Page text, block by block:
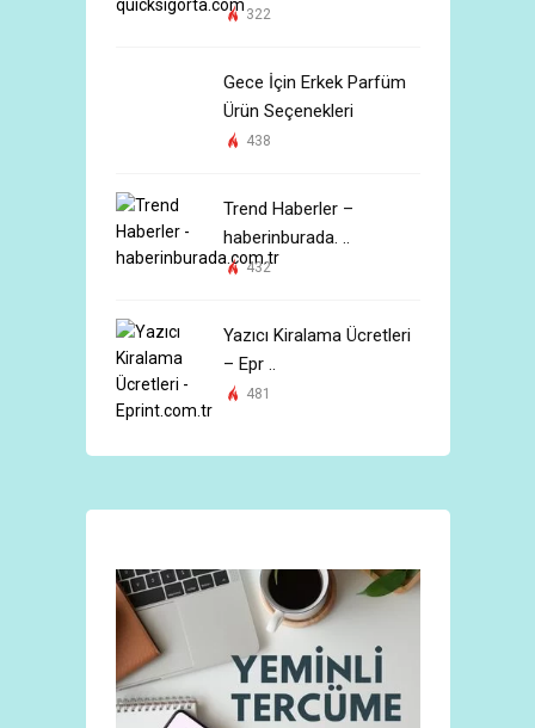
322
Gece İçin Erkek Parfüm
Ürün Seçenekleri
438
Trend Haberler –
haberinburada. ..
432
Yazıcı Kiralama Ücretleri
– Epr ..
481